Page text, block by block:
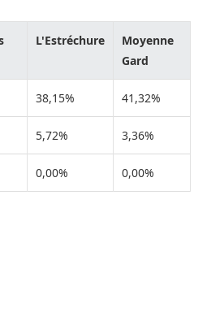
L'Estréchure
Moyenne
Gard
38,15% 41,32%
5,72% 3,36%
0,00% 0,00%